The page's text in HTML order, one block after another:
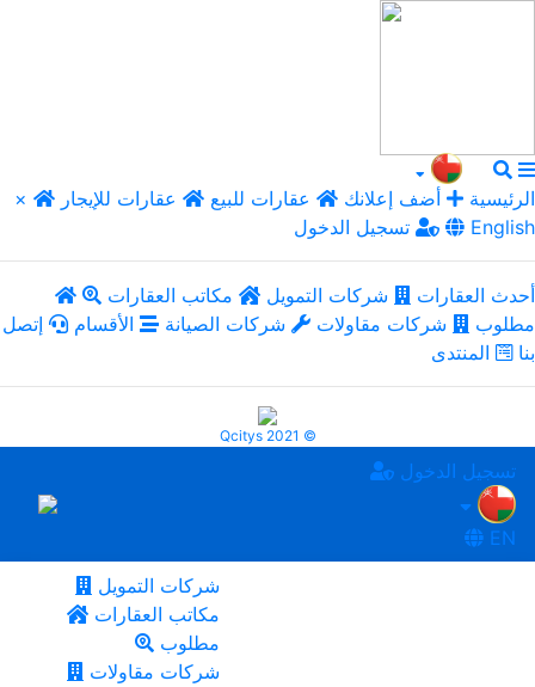
× الرئيسية أضف إعلانك عقارات للبيع
عقارات للإيجار
تسجيل الدخول
English
أحدث العقارات شركات التمويل
مكاتب العقارات
مطلوب
شركات مقاولات شركات الصيانة الأقسام
إتصل
بنا
المنتدى
Qcitys 2021 ©
تسجيل الدخول
EN
شركات التمويل
مكاتب العقارات
مطلوب
شركات مقاولات